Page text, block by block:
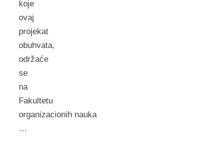
koje
ovaj
projekat
obuhvata,
održaće
se
na
Fakultetu
organizacionih nauka
…